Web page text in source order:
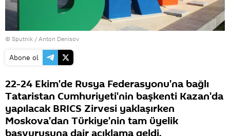
© Sputnik / Anton Denisov
Abone ol
22-24 Ekim'de Rusya Federasyonu'na bağlı
Tataristan Cumhuriyeti'nin başkenti Kazan'da
yapılacak BRICS Zirvesi yaklaşırken
Moskova'dan Türkiye'nin tam üyelik